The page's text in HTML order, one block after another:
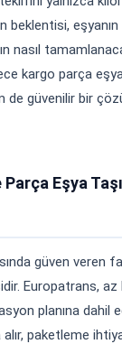
beklentisi,
nasıl
kargo parça
de güvenilir bir
Eşya
güven veren
Europatrans, az
planına dahil
paketleme